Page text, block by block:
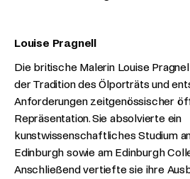
Louise Pragnell
Die britische Malerin Louise
der Tradition des Ölporträts und
Anforderungen zeitgenössischer
Repräsentation. Sie absolvierte ein
kunstwissenschaftliches Studium
Edinburgh sowie am Edinburgh
Anschließend vertiefte sie ihre